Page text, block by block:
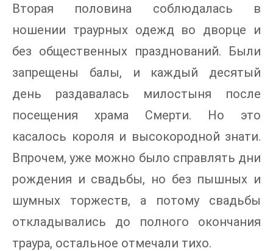
Вторая половина соблюдалась в
ношении траурных одежд во дворце и
без общественных празднований. Были
запрещены балы, и каждый десятый
день раздавалась милостыня после
посещения храма Смерти. Но это
касалось короля и высокородной знати.
Впрочем, уже можно было справлять дни
рождения и свадьбы, но без пышных и
шумных торжеств, а потому свадьбы
откладывались до полного окончания
траура, остальное отмечали тихо.